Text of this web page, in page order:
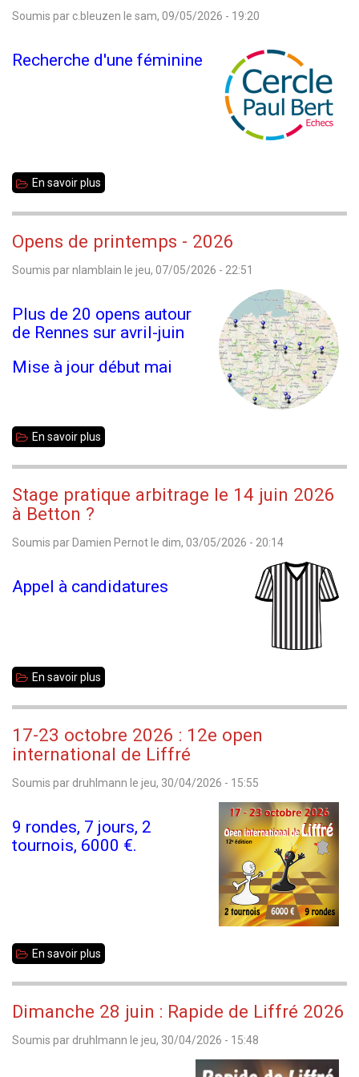
Soumis par c.bleuzen le sam, 09/05/2026 - 19:20
Recherche d'une féminine
En savoir plus
Bert
recherche
féminine
Opens de printemps - 2026
Soumis parnlamblain le jeu, 07/05/2026 - 22:51
Plus de 20 opens autour
de Rennes sur avril-juin
Mise à jour début mai
En savoir plus
printemps
2026
Stage pratique arbitrage le 14 juin 2026
à Betton ?
Soumis par Damien Pernot le dim, 03/05/2026 - 20:14
Appel à candidatures
En savoir plus
arbitrage
14
2026
17-23 octobre 2026 : 12e open
international de Liffré
Soumis par druhlmann le jeu, 30/04/2026 - 15:55
9 rondes, 7 jours, 2
tournois, 6000 €.
En savoir plus
octobre
2026
Dimanche 28 juin : Rapide de Liffré 2026
Soumis par druhlmann le jeu, 30/04/2026 - 15:48